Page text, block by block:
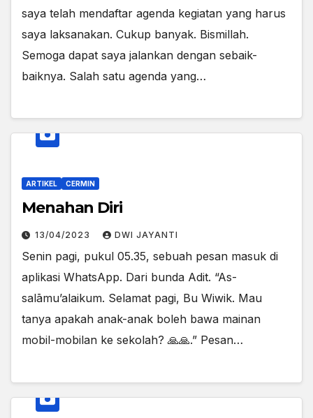
saya telah mendaftar agenda kegiatan yang harus
saya laksanakan. Cukup banyak. Bismillah.
Semoga dapat saya jalankan dengan sebaik-
baiknya. Salah satu agenda yang…
ARTIKEL CERMIN
Menahan Diri
13/04/2023 DWI JAYANTI
Senin pagi, pukul 05.35, sebuah pesan masuk di
aplikasi WhatsApp. Dari bunda Adit. “As-
salāmu’alaikum. Selamat pagi, Bu Wiwik. Mau
tanya apakah anak-anak boleh bawa mainan
mobil-mobilan ke sekolah? 🙏🙏.” Pesan…